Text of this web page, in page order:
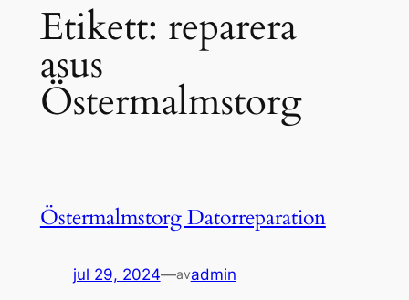
Etikett: reparera
asus
Östermalmstorg
Östermalmstorg Datorreparation
jul 29, 2024—avadmin